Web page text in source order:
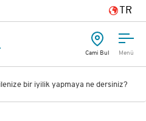
TR
Menü
Cami Bul
bir iyilik yapmaya ne dersiniz?